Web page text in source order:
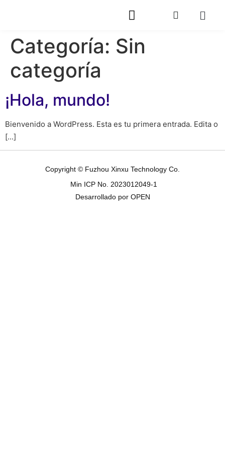
Categoría: Sin
categoría
¡Hola, mundo!
Bienvenido a WordPress. Esta es tu primera entrada. Edita o
[...]
Copyright © Fuzhou Xinxu Technology Co.
Min ICP No. 2023012049-1
Desarrollado por OPEN